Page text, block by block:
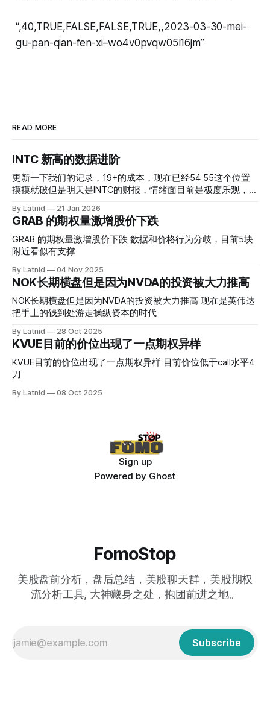
“,40,TRUE,FALSE,FALSE,TRUE,,2023-03-30-mei-
gu-pan-qian-fen-xi–wo4v0pvqw05l16jm”
READ MORE
INTC 新高的数据进阶
更新一下我们的记录，19+的成本，现在已经54 55这个位置
摸摸就破但是明天是INTC的财报，情绪面目前是极度乐观，反
是突破前的支撑CC感觉可以做，放远些, 因为18A的经验还未
真正得到普遍大众的关注，当然财报可以继续出新消息顶一下
压力位置。 数据在70驻扎 整体呈现 47 – 60 短期位置
By Latnid 21 Jan 2026
GRAB 的期权量激增股价下跌
GRAB 的期权量激增股价下跌 数据和价格行为分歧，目前5块
附近看似有支撑
By Latnid 04 Nov 2025
NOK长期横盘但是因为NVDA的投资被大力推高
NOK长期横盘但是因为NVDA的投资被大力推高 现在是英伟达
把手上的钱到处游走操纵资本的时代
By Latnid 28 Oct 2025
KVUE目前的价位出现了一点期权异样
KVUE目前的价位出现了一点期权异样 目前价位低于call水平4
刀
By Latnid 08 Oct 2025
Sign up
Powered by Ghost
FomoStop
美股盘前分析，盘后总结，美股聊天群，美股期权
流分析工具, 大神藏身之处，抱团前进之地。
Subscribe